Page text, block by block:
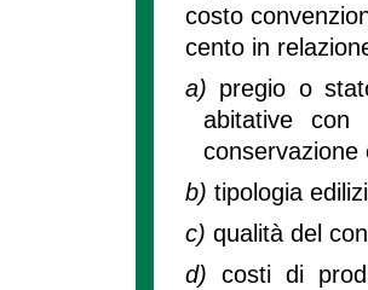
costo
cento in
a) pregio o
abitative con
conservazione
b) tipologia
c) qualità del
d) costi di